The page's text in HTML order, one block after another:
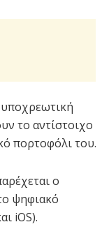
υποχρεωτική
το αντίστοιχο
πορτοφόλι του.
ο
ψηφιακό
iOS).